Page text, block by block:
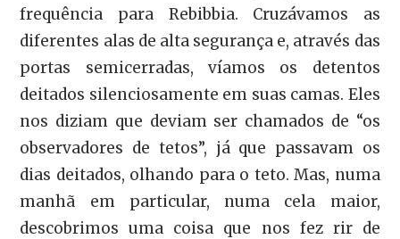
frequência para Rebibbia. Cruzávamos as
diferentes alas de alta segurança e, através das
portas semicerradas, víamos os detentos
deitados silenciosamente em suas camas. Eles
nos diziam que deviam ser chamados de “os
observadores de tetos”, já que passavam os
dias deitados, olhando para o teto. Mas, numa
manhã em particular, numa cela maior,
descobrimos uma coisa que nos fez rir de